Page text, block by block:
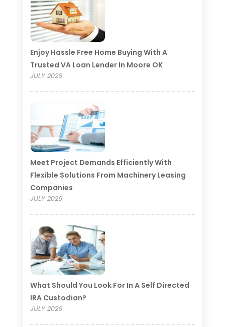
Enjoy Hassle Free Home Buying With A
Trusted VA Loan Lender In Moore OK
JULY 2026
Meet Project Demands Efficiently With
Flexible Solutions From Machinery Leasing
Companies
JULY 2026
What Should You Look For In A Self Directed
IRA Custodian?
JULY 2026